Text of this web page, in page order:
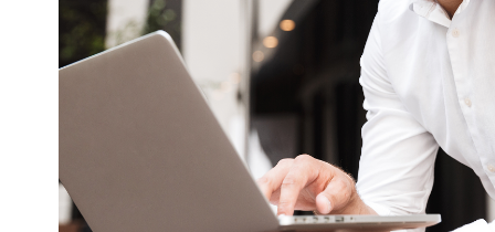
créer des sites ultra-design, sans
sacrifier les performances
techniques. Plus besoin de
choisir entre esthétique et
efficacité. Mais comme tout
outil puissant, son vrai potentiel
repose sur l'expertise de ceux
qui le maîtrisent. Notre agence